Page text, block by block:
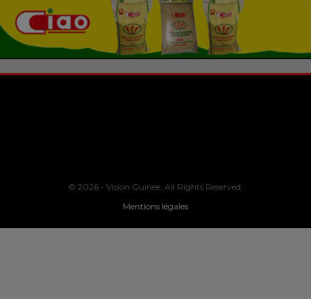
© 2026 - Vision Guinee. All Rights Reserved.
Mentions légales